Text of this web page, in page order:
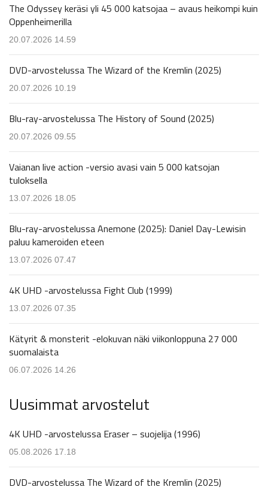
The Odyssey keräsi yli 45 000 katsojaa – avaus heikompi kuin
Oppenheimerilla
20.07.2026 14.59
DVD-arvostelussa The Wizard of the Kremlin (2025)
20.07.2026 10.19
Blu-ray-arvostelussa The History of Sound (2025)
20.07.2026 09.55
Vaianan live action -versio avasi vain 5 000 katsojan
tuloksella
13.07.2026 18.05
Blu-ray-arvostelussa Anemone (2025): Daniel Day-Lewisin
paluu kameroiden eteen
13.07.2026 07.47
4K UHD -arvostelussa Fight Club (1999)
13.07.2026 07.35
Kätyrit & monsterit -elokuvan näki viikonloppuna 27 000
suomalaista
06.07.2026 14.26
Uusimmat arvostelut
4K UHD -arvostelussa Eraser – suojelija (1996)
05.08.2026 17.18
DVD-arvostelussa The Wizard of the Kremlin (2025)